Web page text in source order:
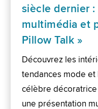
siècle dernier
multimédia et
Pillow Talk »
Découvrez les
tendances mode
célèbre
une présentation